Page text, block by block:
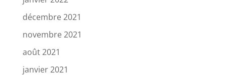
décembre 2021
novembre 2021
août 2021
janvier 2021